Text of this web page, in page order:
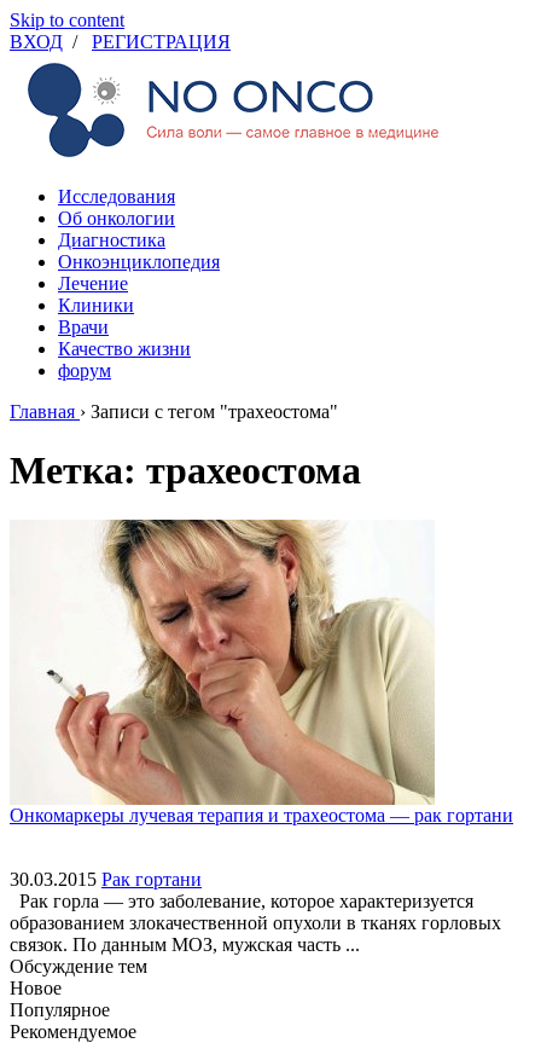
Skip to content
ВХОД / РЕГИСТРАЦИЯ
Исследования
Об онкологии
Диагностика
Онкоэнциклопедия
Лечение
Клиники
Врачи
Качество жизни
форум
Главная › Записи с тегом "трахеостома"
Метка: трахеостома
Онкомаркеры лучевая терапия и трахеостома — рак гортани
30.03.2015 Рак гортани
Рак горла — это заболевание, которое характеризуется
образованием злокачественной опухоли в тканях горловых
связок. По данным МОЗ, мужская часть ...
Обсуждение тем
Новое
Популярное
Рекомендуемое